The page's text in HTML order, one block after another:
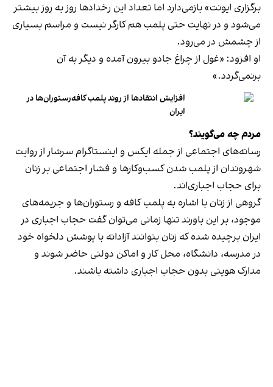
برگزاری ایونت» بازمی‌دارد اما تعداد این رخدادها روز به روز بیشتر
می‌شود و در نهایت حتی پلمب هم کارگر نیست و مراسم بسیاری
از چشمش در می‌رود.
او افزود: «غول از چراغ جادو بیرون آمده و دیگر به آن
برنمی‎‌گردد.»
افزایش انتقادها از روند پلمب کافه‌رستوران‌ها در
ایران
مردم چه می‌گویند؟
رسانه‎‌های اجتماعی از جمله ایکس و اینستاگرام سرشار از روایت
شهروندان از پلمب شدن کسب‌وکارها و فشار اجتماعی بر زنان
برای حجاب اجباری‌اند.
گروهی از زنان با اشاره به پلمب کافه و رستوران‌ها و جریمه‌های
موجود، بر این باورند تنها زمانی می‌توان گفت حجاب اجباری در
ایران برچیده شده که زنان بتوانند آزادانه با پوشش دلخواه خود
در مدرسه، دانشگاه، محل کار و اماکن دولتی حاضر شوند و
مدارک هویتی بدون حجاب اجباری داشته باشند.